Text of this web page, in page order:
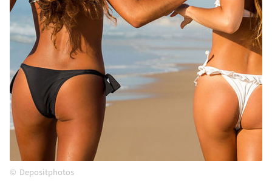
Depositphotos